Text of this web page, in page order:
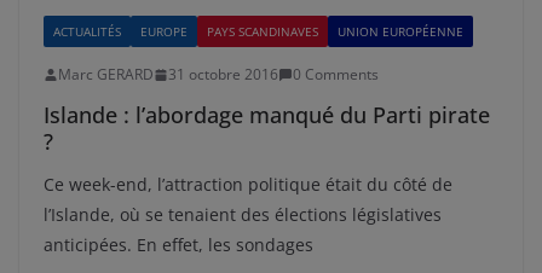
ACTUALITÉS EUROPE PAYS SCANDINAVES UNION EUROPÉENNE
Marc GERARD 31 octobre 2016 0 Comments
Islande : l’abordage manqué du Parti pirate
?
Ce week-end, l’attraction politique était du côté de
l’Islande, où se tenaient des élections législatives
anticipées. En effet, les sondages